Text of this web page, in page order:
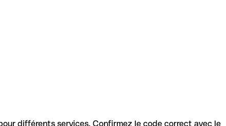
différents services. Confirmez le code correct avec le